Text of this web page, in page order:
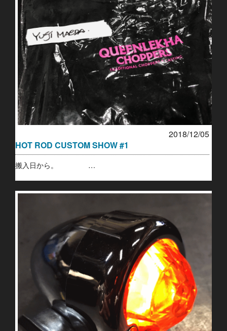
2018/12/05
HOT ROD CUSTOM SHOW #1
搬入日から。 …